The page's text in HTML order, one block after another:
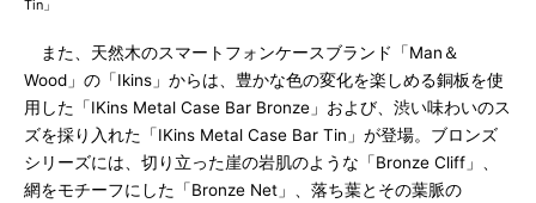
Tin」
また、天然木のスマートフォンケースブランド「Man＆
Wood」の「Ikins」からは、豊かな色の変化を楽しめる銅板を使
用した「IKins Metal Case Bar Bronze」および、渋い味わいのス
ズを採り入れた「IKins Metal Case Bar Tin」が登場。ブロンズ
シリーズには、切り立った崖の岩肌のような「Bronze Cliff」、
網をモチーフにした「Bronze Net」、落ち葉とその葉脈の